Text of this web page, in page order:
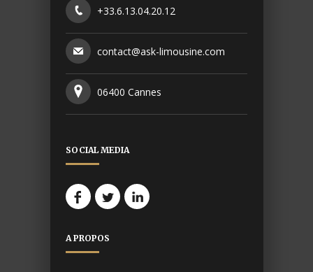
+33.6.13.04.20.12
contact@ask-limousine.com
06400 Cannes
SOCIAL MEDIA
A PROPOS